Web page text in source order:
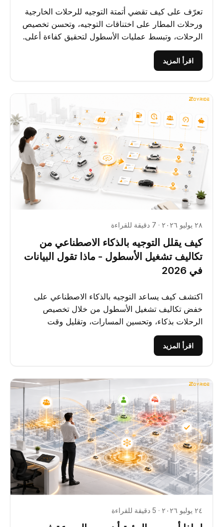
تعرّف على كيف تقضي أتمتة التوجيه للرحلات الخارجية
ورحلات المطار على اختناقات التوجيه، وتحسن تخصيص
الرحلات، وتبسط عمليات الأسطول لتحقيق كفاءة أعلى.
اقرأ المزيد
٢٨ يوليو ٢٠٢٦ · 7 دقيقة للقراءة
كيف يقلل التوجيه بالذكاء الاصطناعي من
تكاليف تشغيل الأسطول - ماذا تقول البيانات
في 2026
اكتشف كيف يساعد التوجيه بالذكاء الاصطناعي على
خفض تكاليف تشغيل الأسطول من خلال تخصيص
الرحلات بذكاء، وتحسين المسارات، وتقليل وقت
الخمول، ورفع الكفاءة التشغيلية.
اقرأ المزيد
٢٤ يوليو ٢٠٢٦ · 5 دقيقة للقراءة